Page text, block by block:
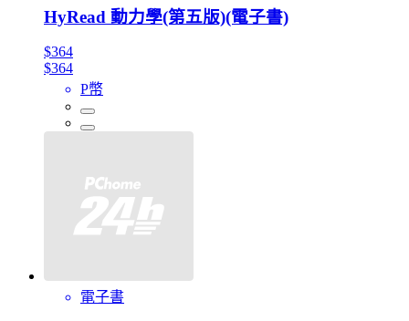
HyRead 動力學(第五版)(電子書)
$364
$364
P幣
電子書